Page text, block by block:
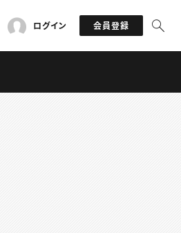
ログイン 会員登録